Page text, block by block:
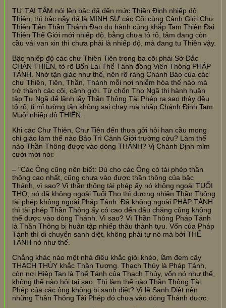
TỰ TẠI TÂM nói lên bậc đã đến mức Thiền Định nhiếp độ
Thiên, thì bậc nầy đã là MINH SƯ các Cõi cùng Cảnh Giới Chư
Thiên Tiên Thần Thánh Đạo du hành cùng khắp Tam Thiên Đại
Thiên Thế Giới mới nhiếp độ, bằng chưa tỏ rõ, tâm đang còn
cầu vái van xin thì chưa phải là nhiếp độ, mà đang tu Thiền vậy.
Bậc nhiếp độ các chư Thiên Tiên trong ba cõi phải Sở Đắc
CHÂN THIỀN, tỏ rõ Bổn Lai Thể Tánh đồng Viên Thông PHÁP
TÁNH. Nhờ tận giác như thế, nên rõ ràng Chánh Báo của các
chư Thiên, Tiên, Thần, Thánh mỗi nơi nhiễm hóa thế nào mà
trở thành các cõi, cảnh giới. Từ chốn Thọ Ngã thi hành huân
tập Tự Ngã để lãnh lấy Thần Thông Tài Phép ra sao thảy đều
tỏ rõ, tỉ mỉ tường tận không sai chạy mà nhập Chánh Định Tam
Muội nhiếp độ THIÊN.
Khi các Chư Thiên, Chư Tiên đến thưa gởi hỏi han cầu mong
chỉ giáo làm thế nào Bảo Trì Cảnh Giới trường cửu? Làm thế
nào Thần Thông được vào dòng THÁNH? Vị Chánh Định mỉm
cười mới nói:
– "Các Ông cũng nên biết: Dù cho các Ông có tài phép thần
thông cao nhất, cũng chưa vào được thần thông của bậc
Thánh, vì sao? Vì thần thông tài phép ấy nó không ngoài TUỔI
THỌ, nó đã không ngoài Tuổi Thọ thì đương nhiên Thần Thông
tài phép không ngoài Pháp Tánh. Đã không ngoài PHÁP TÁNH
thì tài phép Thần Thông ấy có cao đến đâu chăng cũng không
thể được vào dòng Thánh. Vì sao? Vì Thần Thông Pháp Tánh
là Thần Thông bị huân tập nhiếp thâu thành tựu. Vốn của Pháp
Tánh thì di chuyển sanh diệt, không phải tự nó mà bởi THỂ
TÁNH nó như thế.
Chẳng khác nào một nhà điêu khắc giỏi khéo, lầm đem cây
THẠCH THỦY khắc Thần Tượng. Thạch Thủy là Pháp Tánh,
còn nơi Hiệp Tan là Thể Tánh của Thạch Thủy, vốn nó như thế,
không thể nào hỏi tại sao. Thì làm thế nào Thần Thông Tài
Phép của các ông không bị sanh diệt? Vì lẽ Sanh Diệt nên
những Thần Thông Tài Phép đó chưa vào dòng Thánh được.